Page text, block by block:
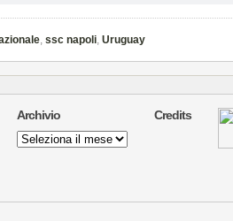
, ssc napoli, Uruguay
Archivio
Archivio
Credits